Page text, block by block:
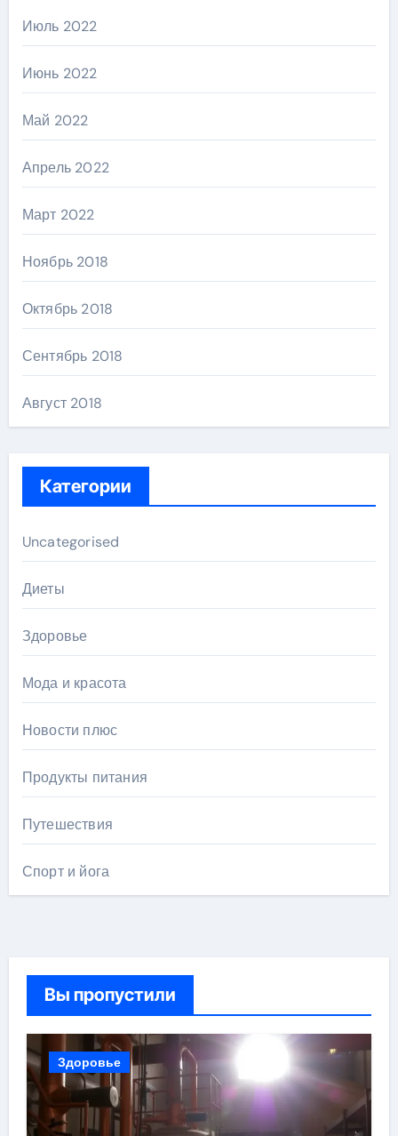
Июль 2022
Июнь 2022
Май 2022
Апрель 2022
Март 2022
Ноябрь 2018
Октябрь 2018
Сентябрь 2018
Август 2018
Категории
Uncategorised
Диеты
Здоровье
Мода и красота
Новости плюс
Продукты питания
Путешествия
Спорт и йога
Вы пропустили
Здоровье